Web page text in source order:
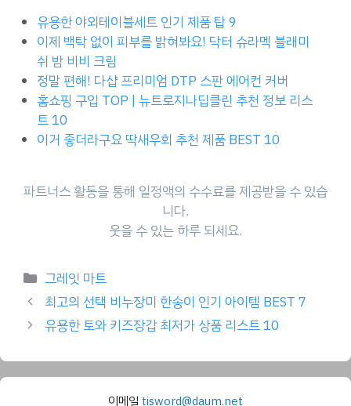
유용한 야외테이블세트 인기 제품 탑 9
이제 백탁 없이 피부를 밝혀봐요! 닥터 슈라멕 블래미
쉬 밤 비비 크림
정말 편해! 다샵 프리미엄 DTP 스판 에어컨 커버
홈쇼핑 구입 TOP | 뉴트로지나딥클린 추천 정보 리스
트 10
이거 좋더라구요 딱새우회 추천 제품 BEST 10
파트너스 활동을 통해 일정액의 수수료를 제공받을 수 있습
니다.
웃을 수 있는 하루 되세요.
Categories
그레잇 마트
최고의 선택 비누장미 한송이 인기 아이템 BEST 7
유용한 토와 키즈장갑 최저가 상품 리스트 10
이메일 tisword@daum.net